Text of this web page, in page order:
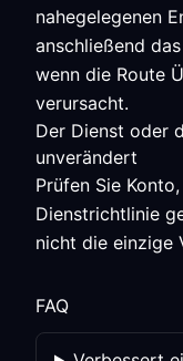
nahegelegenen
anschließend
wenn die Route
verursacht.
Der Dienst oder
unverändert
Prüfen Sie
Dienstrichtlinie
nicht die einzige
FAQ